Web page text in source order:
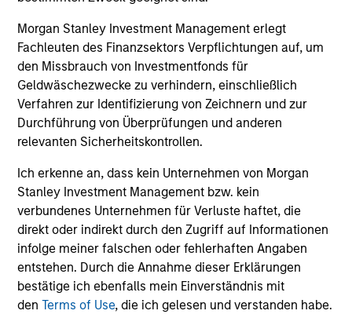
Morgan Stanley Investment Management erlegt
Fachleuten des Finanzsektors Verpflichtungen auf, um
den Missbrauch von Investmentfonds für
Geldwäschezwecke zu verhindern, einschließlich
Verfahren zur Identifizierung von Zeichnern und zur
Durchführung von Überprüfungen und anderen
relevanten Sicherheitskontrollen.
Ich erkenne an, dass kein Unternehmen von Morgan
Stanley Investment Management bzw. kein
verbundenes Unternehmen für Verluste haftet, die
direkt oder indirekt durch den Zugriff auf Informationen
infolge meiner falschen oder fehlerhaften Angaben
entstehen. Durch die Annahme dieser Erklärungen
bestätige ich ebenfalls mein Einverständnis mit
denTerms of Use, die ich gelesen und verstanden habe.
specified risk levels, with a range of
instruments for implementation of asset
class exposures including direct securities,
active funds and ETFs.
Global Balanced Risk Control Strategy:
Invests across global asset classes, aiming
to manage tracking error around a fixed-
weight benchmark while enhancing returns
from tactical positioning and seeking excess
returns, with a measure of downside
protection in volatile markets.